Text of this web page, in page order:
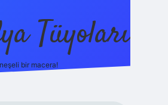
Tüyoları
bir macera!